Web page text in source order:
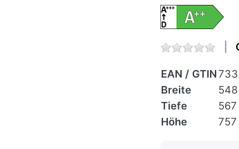
EAN / GTIN
Breite
Tiefe
Höhe
757